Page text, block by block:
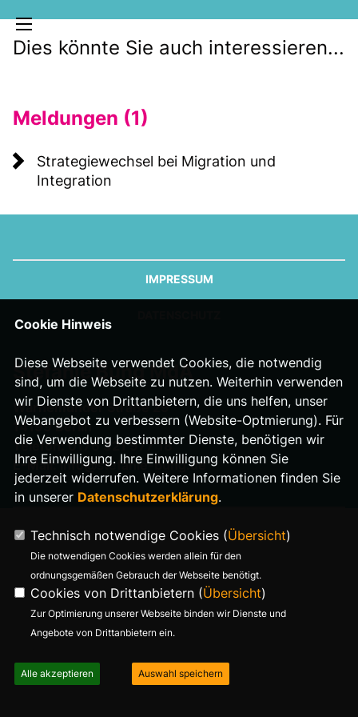
MELDUNGEN
KLARTEXT
Dies könnte Sie auch interessieren...
Meldungen (1)
Strategiewechsel bei Migration und
Integration
IMPRESSUM
Stefanie Bung MdA
Warnemünder Straße 29
14199 Berlin
Telefon: 0176 321 977 18
E-Mail: info@stefanie-bung.de
Cookie Hinweis
Diese Webseite verwendet Cookies, die notwendig
sind, um die Webseite zu nutzen. Weiterhin verwenden
wir Dienste von Drittanbietern, die uns helfen, unser
Webangebot zu verbessern (Website-Optmierung). Für
die Verwendung bestimmter Dienste, benötigen wir
Ihre Einwilligung. Ihre Einwilligung können Sie
jederzeit widerrufen. Weitere Informationen finden Sie
in unserer Datenschutzerklärung.
Technisch notwendige Cookies (Übersicht)
Die notwendigen Cookies werden allein für den
ordnungsgemäßen Gebrauch der Webseite benötigt.
Cookies von Drittanbietern (Übersicht)
Zur Optimierung unserer Webseite binden wir Dienste und
Angebote von Drittanbietern ein.
Alle akzeptieren Auswahl speichern